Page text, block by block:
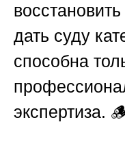
дать суду
способна
экспертиза.